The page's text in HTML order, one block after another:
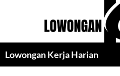
Lowongan Kerja Harian